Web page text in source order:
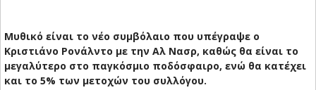
Μυθικό είναι το νέο συμβόλαιο που υπέγραψε ο
Κριστιάνο Ρονάλντο με την Αλ Νασρ, καθώς θα είναι το
μεγαλύτερο στο παγκόσμιο ποδόσφαιρο, ενώ θα κατέχει
και το 5% των μετοχών του συλλόγου.